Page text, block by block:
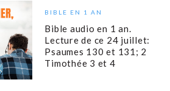
BIBLE EN 1 AN
Bible audio en 1 an.
Lecture de ce 24 juillet:
Psaumes 130 et 131; 2
Timothée 3 et 4